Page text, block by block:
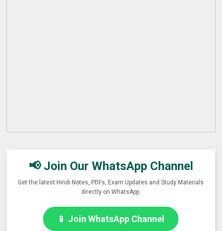
📢 Join Our WhatsApp Channel
Get the latest Hindi Notes, PDFs, Exam Updates and Study Materials
directly on WhatsApp.
📱 Join WhatsApp Channel